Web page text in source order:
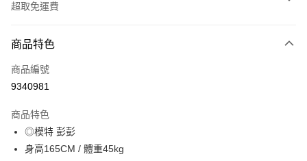
超取免運費
信用卡一次付款
信用卡分期付款
合作金庫商業銀行
華南商業銀行
上海商業儲蓄銀行
6 期 0 利率 每期
華南商業銀行
12 期 0 利率 每期
商品特色
商品編號
9340981
商品特色
◎模特 彭彭
身高165CM / 體重45kg